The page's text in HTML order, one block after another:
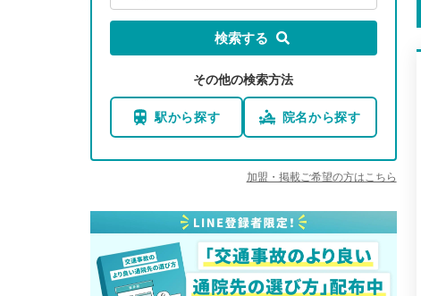
検索する
その他の検索方法
駅から探す 院名から探す
加盟・掲載ご希望の方はこちら